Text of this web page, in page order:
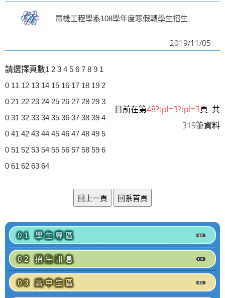
電機工程學系108學年度寒假轉學生招生
2019/11/05
請選擇頁數1 2 3 4 5 6 7 8 9 1
0 11 12 13 14 15 16 17 18 19 2
0 21 22 23 24 25 26 27 28 29 3
0 31 32 33 34 35 36 37 38 39 4
0 41 42 43 44 45 46 47 48 49 5
0 51 52 53 54 55 56 57 58 59 6
0 61 62 63 64
目前在第48?tpl=3?tpl=3頁 共
319筆資料
01 學生專區
02 招生訊息
03 高中生區